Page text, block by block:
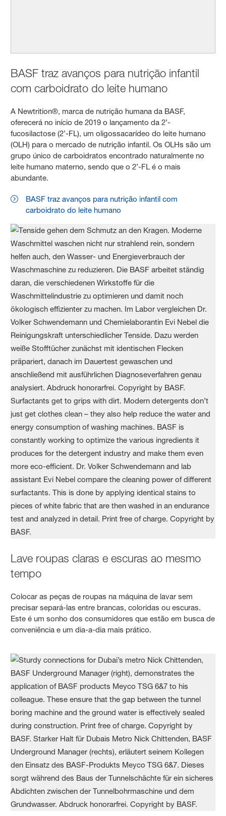
BASF traz avanços para nutrição infantil
com carboidrato do leite humano
A Newtrition®, marca de nutrição humana da BASF,
oferecerá no início de 2019 o lançamento da 2’-
fucosilactose (2’-FL), um oligossacarídeo do leite humano
(OLH) para o mercado de nutrição infantil. Os OLHs são um
grupo único de carboidratos encontrado naturalmente no
leite humano materno, sendo que o 2’-FL é o mais
abundante.
BASF traz avanços para nutrição infantil com
carboidrato do leite humano
Lave roupas claras e escuras ao mesmo
tempo
Colocar as peças de roupas na máquina de lavar sem
precisar separá-las entre brancas, coloridas ou escuras.
Este é um sonho dos consumidores que estão em busca de
conveniência e um dia-a-dia mais prático.